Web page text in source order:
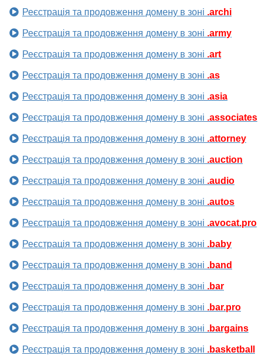
Реєстрація та продовження домену в зоні .archi
Реєстрація та продовження домену в зоні .army
Реєстрація та продовження домену в зоні .art
Реєстрація та продовження домену в зоні .as
Реєстрація та продовження домену в зоні .asia
Реєстрація та продовження домену в зоні .associates
Реєстрація та продовження домену в зоні .attorney
Реєстрація та продовження домену в зоні .auction
Реєстрація та продовження домену в зоні .audio
Реєстрація та продовження домену в зоні .autos
Реєстрація та продовження домену в зоні .avocat.pro
Реєстрація та продовження домену в зоні .baby
Реєстрація та продовження домену в зоні .band
Реєстрація та продовження домену в зоні .bar
Реєстрація та продовження домену в зоні .bar.pro
Реєстрація та продовження домену в зоні .bargains
Реєстрація та продовження домену в зоні .basketball